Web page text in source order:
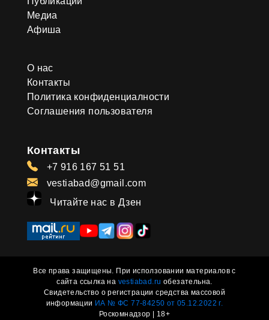
Медиа
Афиша
О нас
Контакты
Политика конфиденциалности
Соглашения пользователя
Контакты
+7 916 167 51 51
vestiabad@gmail.com
Читайте нас в Дзен
Все права защищены. При исползовании материалов с
сайта ссылка на vestiabad.ru обезательна.
Свидетельство о регистрации средства массовой
информации ИА № ФС 77-84250 от 05.12.2022 г.
Роскомнадзор | 18+